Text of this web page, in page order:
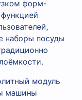
форм-
наборы посуды
модуль
машины